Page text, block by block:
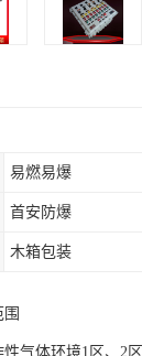
易燃易爆
首安防爆
木箱包装
气体环境1区、2